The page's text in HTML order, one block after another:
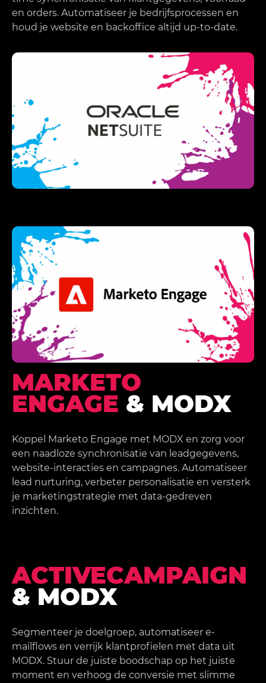
en orders. Automatiseer je bedrijfsprocessen en
houd je website en backoffice altijd up-to-date.
MARKETO
ENGAGE & MODX
Koppel Marketo Engage met MODX en zorg voor
een naadloze synchronisatie van leadgegevens,
website-interacties en campagnes. Automatiseer
lead nurturing, verbeter personalisatie en versterk
je marketingstrategie met data-gedreven
inzichten.
ACTIVECAMPAIGN
& MODX
Segmenteer je doelgroep, automatiseer e-
mailflows en verrijk klantprofielen met data uit
MODX. Stuur de juiste boodschap op het juiste
moment en verhoog de conversie met slimme